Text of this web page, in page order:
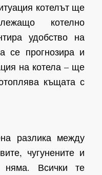
котелът ще
котелно
удобство на
се прогнозира и
на котела – ще
къщата с
разлика между
чугунените и
няма. Всички те